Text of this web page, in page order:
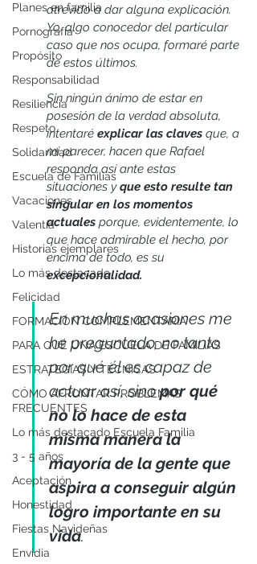
Planes en familia
Pornografía
Propósito
Responsabilidad
Resiliencia
Respeto
Solidaridad
Escuela de Familias
Vacaciones
Valentía
Historias ejemplares
Lo más destacado
Felicidad
FORMACIÓN COMPLEMENTARIA
PARA QUÉ UNA ESCUELA DE FAMILIAS
ESTRATEGIAS Y TÉCNICAS
CÓMO AFRONTAR PROBLEMAS
FRECUENTES
Lo más destacado Escuela Familia
3 - 5 años
Aceptación
Honestidad
Fiestas Navideñas
Envidia
atrevido a dar alguna explicación.
Yo, algo conocedor del particular
caso que nos ocupa, formaré parte
de estos últimos.
Sin ningún ánimo de estar en
posesión de la verdad absoluta,
intentaré explicar las claves que, a
mi parecer, hacen que Rafael
responda así ante estas
situaciones y que esto resulte tan
singular en los momentos
actuales porque, evidentemente, lo
que hace admirable el hecho, por
encima de todo, es su
excepcionalidad.
En muchas ocasiones me
he preguntado, no tanto
por qué él es capaz de
actuar así, sino por qué
no lo hace de esta
misma manera la
mayoría de la gente que
aspira a conseguir algún
logro importante en su
vida.